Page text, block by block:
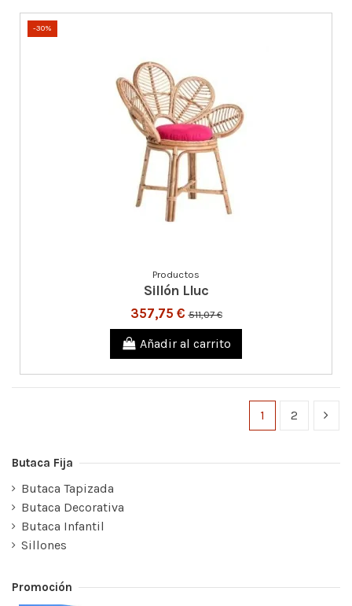
-30%
Productos
Sillón Lluc
357,75 €511,07 €
Añadir al carrito
1 2
Butaca Fija
Butaca Tapizada
Butaca Decorativa
Butaca Infantil
Sillones
Promoción